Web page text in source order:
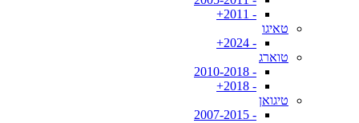
- 2011+
טאיגו
- 2024+
טוארג
- 2010-2018
- 2018+
טיגואן
- 2007-2015